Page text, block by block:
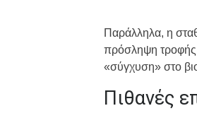
Παράλληλα, η
πρόσληψη τροφής,
«σύγχυση» στο
Πιθανές